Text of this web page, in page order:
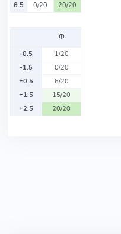
6.5
0/20 20/20
Ф
-0.5
1/20
-1.5
0/20
+0.5
6/20
+1.5
15/20
+2.5
20/20